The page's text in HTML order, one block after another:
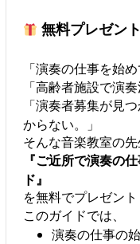
無料プレゼン
「演奏の仕事を始
「高齢者施設で演
「演奏者募集が見
からない。」
そんな音楽教室の先
『ご近所で演奏の
ド』
を無料でプレゼント
このガイドでは、
演奏の仕事の